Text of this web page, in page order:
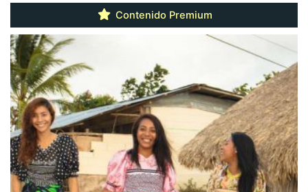
Contenido Premium